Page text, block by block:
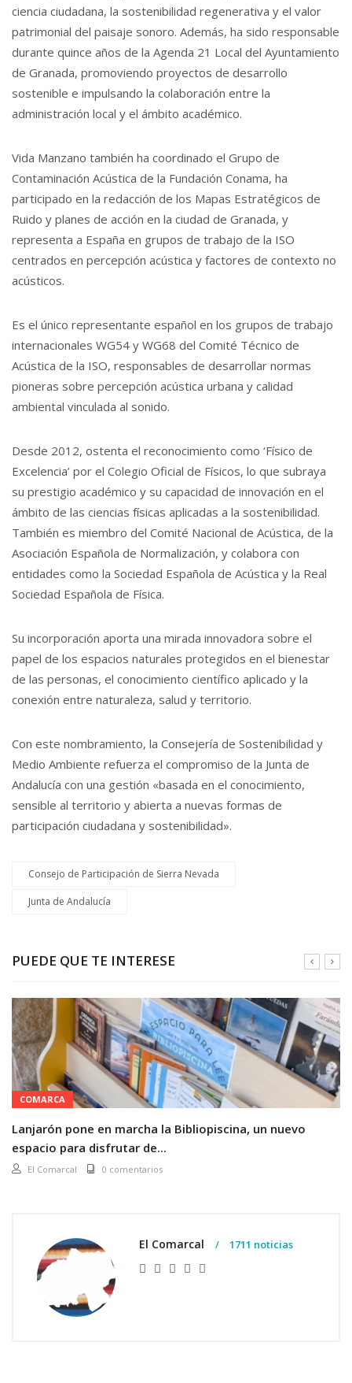
ciencia ciudadana, la sostenibilidad regenerativa y el valor
patrimonial del paisaje sonoro. Además, ha sido responsable
durante quince años de la Agenda 21 Local del Ayuntamiento
de Granada, promoviendo proyectos de desarrollo
sostenible e impulsando la colaboración entre la
administración local y el ámbito académico.
Vida Manzano también ha coordinado el Grupo de
Contaminación Acústica de la Fundación Conama, ha
participado en la redacción de los Mapas Estratégicos de
Ruido y planes de acción en la ciudad de Granada, y
representa a España en grupos de trabajo de la ISO
centrados en percepción acústica y factores de contexto no
acústicos.
Es el único representante español en los grupos de trabajo
internacionales WG54 y WG68 del Comité Técnico de
Acústica de la ISO, responsables de desarrollar normas
pioneras sobre percepción acústica urbana y calidad
ambiental vinculada al sonido.
Desde 2012, ostenta el reconocimiento como ‘Físico de
Excelencia’ por el Colegio Oficial de Físicos, lo que subraya
su prestigio académico y su capacidad de innovación en el
ámbito de las ciencias físicas aplicadas a la sostenibilidad.
También es miembro del Comité Nacional de Acústica, de la
Asociación Española de Normalización, y colabora con
entidades como la Sociedad Española de Acústica y la Real
Sociedad Española de Física.
Su incorporación aporta una mirada innovadora sobre el
papel de los espacios naturales protegidos en el bienestar
de las personas, el conocimiento científico aplicado y la
conexión entre naturaleza, salud y territorio.
Con este nombramiento, la Consejería de Sostenibilidad y
Medio Ambiente refuerza el compromiso de la Junta de
Andalucía con una gestión «basada en el conocimiento,
sensible al territorio y abierta a nuevas formas de
participación ciudadana y sostenibilidad».
Consejo de Participación de Sierra Nevada
Junta de Andalucía
PUEDE QUE TE INTERESE
COMARCA
Lanjarón pone en marcha la Bibliopiscina, un nuevo
espacio para disfrutar de...
El Comarcal 0 comentarios
El Comarcal 1711 noticias